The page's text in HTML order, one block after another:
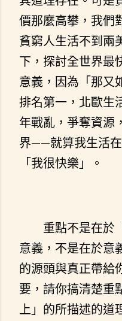
價那麼高攀，我們
貧窮人生活不到兩
下，探討全世界最
意義，因為「那又
排名第一，北歐生
年戰亂，爭奪資源
界——就算我生活
「我很快樂」。
重點不是在於
意義，不是在於意
的源頭與真正帶給
要，請你搞清楚重
上」的所描述的